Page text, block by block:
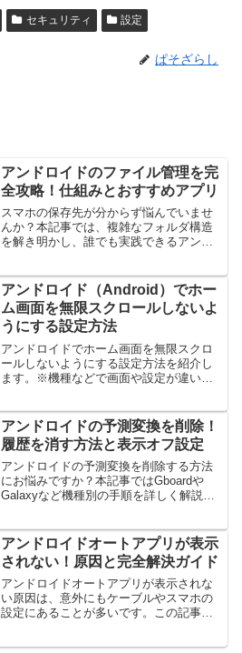
セキュリティ 設定
ぱそざらし
アンドロイドのファイル管理を完
全攻略！仕組みとおすすめアプリ
スマホの保存先が分からず悩んでいませ
んか？本記事では、複雑なフォルダ構造
を解き明かし、誰でも実践できるアンド
データ消失への対策など、トラブルを未
然に防ぐアンドロイドファイル管理術も
網羅した完全ガイドです。
アンドロイド（Android）でホー
ム画面を無限スクロールしないよ
うにする設定方法
アンドロイドでホーム画面を無限スクロ
ールしないようにする設定方法を紹介し
ます。※機種などで画面や設定が違いま
は、同じ方向にずっとスクロールが出来
ることを言い...
アンドロイドの予測変換を削除！
履歴を消す方法と表示オフ設定
アンドロイドの予測変換を削除する方法
にお悩みですか？本記事ではGboardや
Galaxyなど機種別の手順を詳しく解説し
クや、表示オフ設定も網羅。検索履歴と
の違いも明確にし、あなたのプライバシ
ーを確実に守る秘訣を紹介します。
アンドロイドオートアプリが表示
されない！原因と完全解決ガイド
アンドロイドオートアプリが表示されな
い原因は、意外にもケーブルやスマホの
設定にあることが多いです。この記事で